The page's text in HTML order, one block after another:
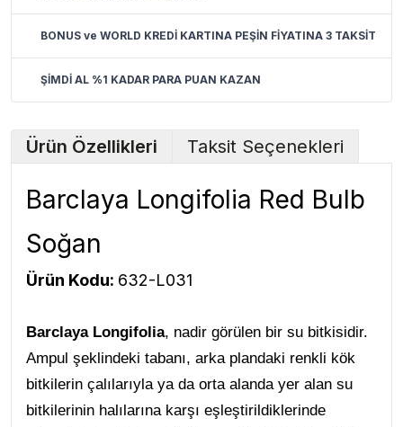
BONUS ve WORLD KREDİ KARTINA PEŞİN FİYATINA 3 TAKSİT
ŞİMDİ AL %1 KADAR PARA PUAN KAZAN
Ürün Özellikleri Taksit Seçenekleri
Barclaya Longifolia Red Bulb
Soğan
Ürün Kodu: 632-L031
Barclaya Longifolia, nadir görülen bir su bitkisidir.
Ampul şeklindeki tabanı, arka plandaki renkli kök
bitkilerin çalılarıyla ya da orta alanda yer alan su
bitkilerinin halılarına karşı eşleştirildiklerinde